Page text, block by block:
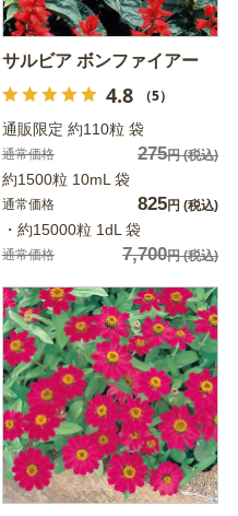
サルビア ボンファイアー
4.8 （5）
通販限定 約110粒 袋
通常価格 275円(税込)
約1500粒 10mL 袋
通常価格 825円 (税込)
・約15000粒 1dL 袋
通常価格 7,700円(税込)